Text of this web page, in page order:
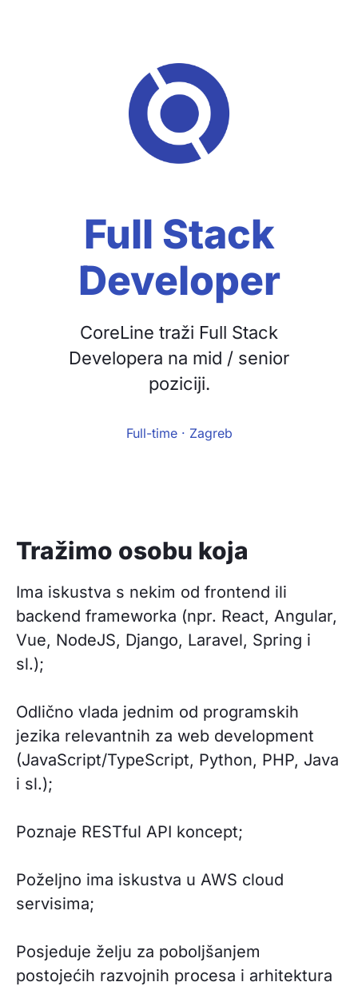
Full Stack
Developer
CoreLine traži Full Stack
Developera na mid / senior
poziciji.
Full-time · Zagreb
Tražimo osobu koja
Ima iskustva s nekim od frontend ili
backend frameworka (npr. React, Angular,
Vue, NodeJS, Django, Laravel, Spring i
sl.);
Odlično vlada jednim od programskih
jezika relevantnih za web development
(JavaScript/TypeScript, Python, PHP, Java
i sl.);
Poznaje RESTful API koncept;
Poželjno ima iskustva u AWS cloud
servisima;
Posjeduje želju za poboljšanjem
postojećih razvojnih procesa i arhitektura